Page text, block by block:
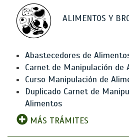
ALIMENTOS Y
Abastecedores de
Carnet de Manipulación de
Curso Manipulación de
Duplicado Carnet de
Alimentos
MÁS TRÁMITES